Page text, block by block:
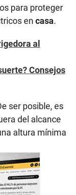
para proteger
en casa.
al
Consejos
ser posible, es
del alcance
altura mínima